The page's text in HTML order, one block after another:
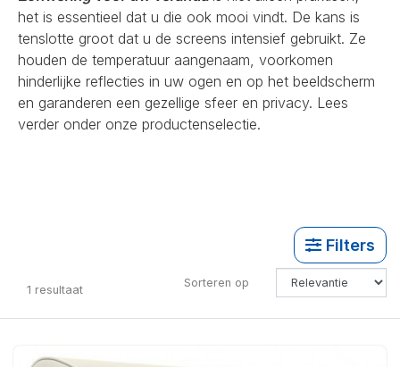
het is essentieel dat u die ook mooi vindt. De kans is
tenslotte groot dat u de screens intensief gebruikt. Ze
houden de temperatuur aangenaam, voorkomen
hinderlijke reflecties in uw ogen en op het beeldscherm
en garanderen een gezellige sfeer en privacy. Lees
verder onder onze productenselectie.
Filters
1 resultaat Sorteren op